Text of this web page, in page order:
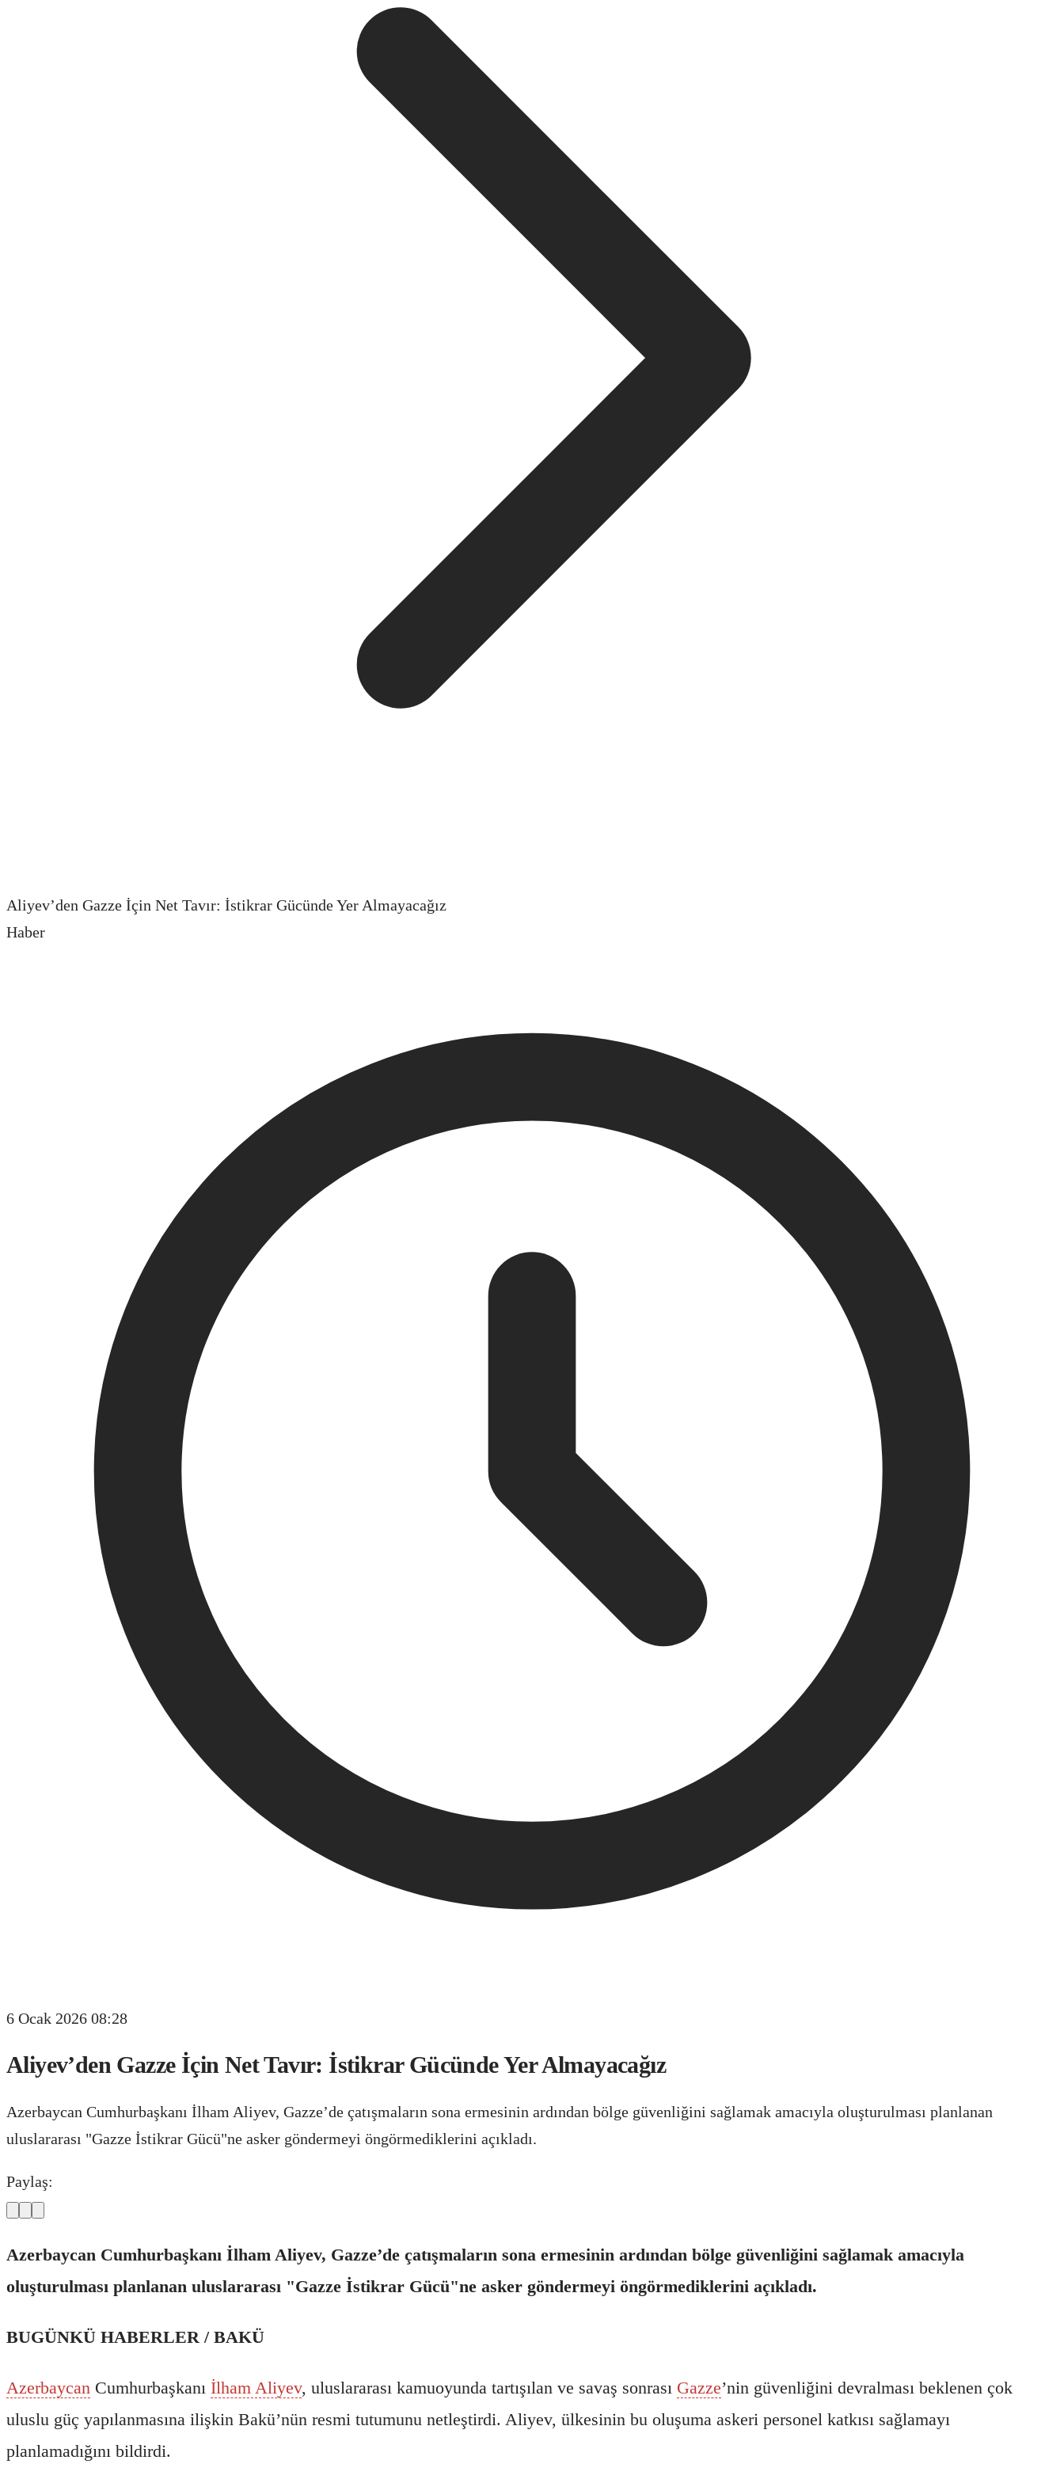
Aliyev’den Gazze İçin Net Tavır: İstikrar Gücünde Yer Almayacağız
Haber
6 Ocak 2026 08:28
Aliyev’den Gazze İçin Net Tavır: İstikrar Gücünde Yer Almayacağız
Azerbaycan Cumhurbaşkanı İlham Aliyev, Gazze’de çatışmaların sona ermesinin ardından bölge güvenliğini sağlamak amacıyla oluşturulması planlanan
uluslararası "Gazze İstikrar Gücü"ne asker göndermeyi öngörmediklerini açıkladı.
Paylaş:
Azerbaycan Cumhurbaşkanı İlham Aliyev, Gazze’de çatışmaların sona ermesinin ardından bölge güvenliğini sağlamak amacıyla
oluşturulması planlanan uluslararası "Gazze İstikrar Gücü"ne asker göndermeyi öngörmediklerini açıkladı.
BUGÜNKÜ HABERLER / BAKÜ
Azerbaycan Cumhurbaşkanı İlham Aliyev, uluslararası kamuoyunda tartışılan ve savaş sonrası Gazze’nin güvenliğini devralması beklenen çok
uluslu güç yapılanmasına ilişkin Bakü’nün resmi tutumunu netleştirdi. Aliyev, ülkesinin bu oluşuma askeri personel katkısı sağlamayı
planlamadığını bildirdi.